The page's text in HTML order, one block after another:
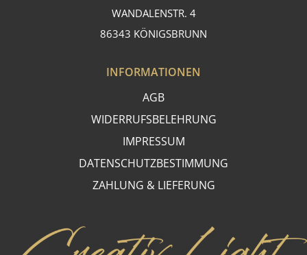
WANDALENSTR. 4
86343 KÖNIGSBRUNN
INFORMATIONEN
AGB
WIDERRUFSBELEHRUNG
IMPRESSUM
DATENSCHUTZBESTIMMUNG
ZAHLUNG & LIEFERUNG